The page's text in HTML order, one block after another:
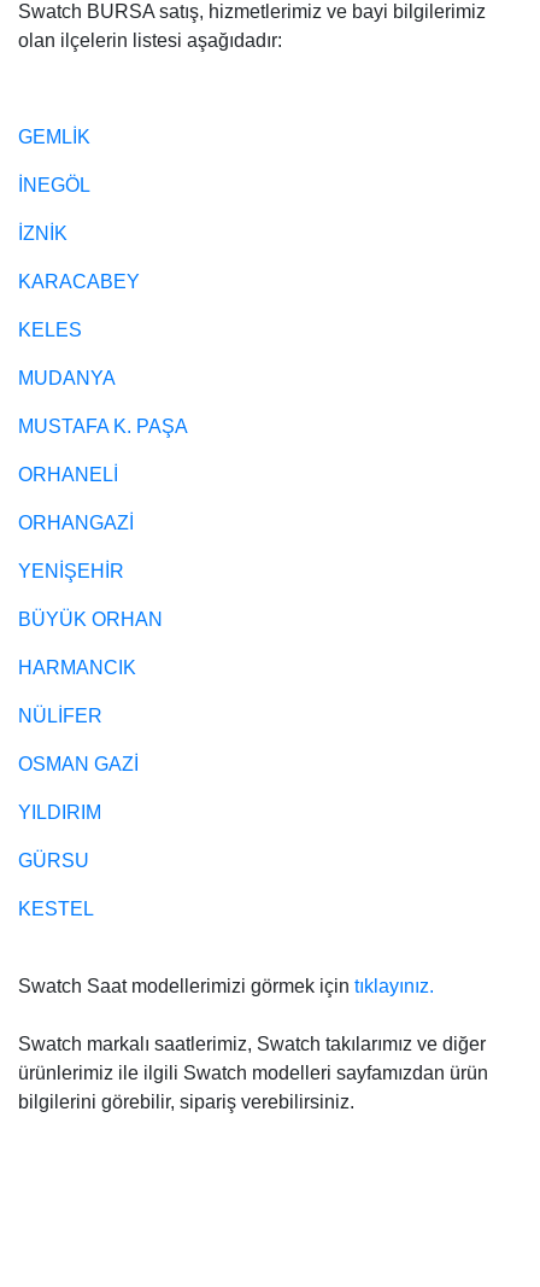
Swatch BURSA satış, hizmetlerimiz ve bayi bilgilerimiz
olan ilçelerin listesi aşağıdadır:
GEMLİK
İNEGÖL
İZNİK
KARACABEY
KELES
MUDANYA
MUSTAFA K. PAŞA
ORHANELİ
ORHANGAZİ
YENİŞEHİR
BÜYÜK ORHAN
HARMANCIK
NÜLİFER
OSMAN GAZİ
YILDIRIM
GÜRSU
KESTEL
Swatch Saat modellerimizi görmek için tıklayınız.
Swatch markalı saatlerimiz, Swatch takılarımız ve diğer
ürünlerimiz ile ilgili Swatch modelleri sayfamızdan ürün
bilgilerini görebilir, sipariş verebilirsiniz.